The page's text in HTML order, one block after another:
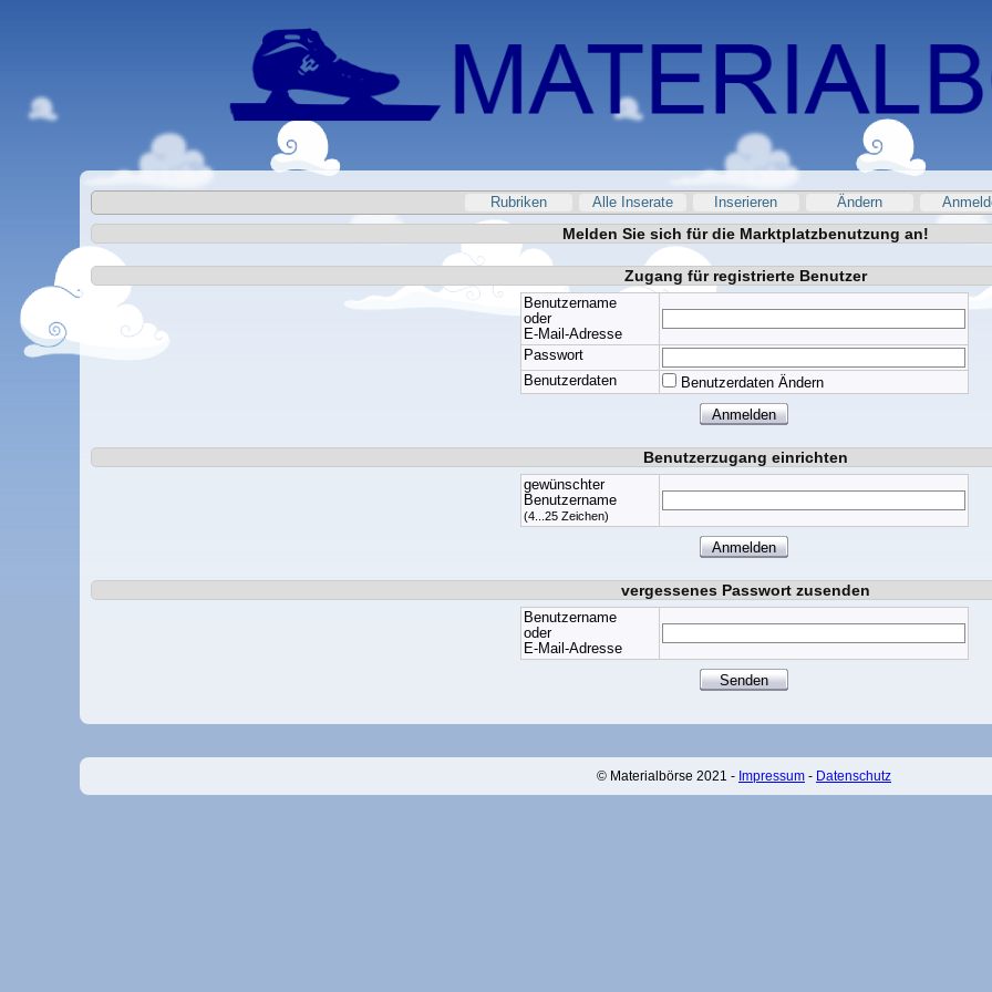
Rubriken Alle Inserate Inserieren Ändern
Melden Sie sich für die Marktplatzbenutzung an!
Zugang für registrierte Benutzer
Benutzername
oder
E-Mail-Adresse
Passwort
Benutzerdaten
Benutzerdaten Ändern
Benutzerzugang einrichten
gewünschter
Benutzername
(4...25 Zeichen)
vergessenes Passwort zusenden
Benutzername
oder
E-Mail-Adresse
© Materialbörse 2021 - Impressum - Datenschutz